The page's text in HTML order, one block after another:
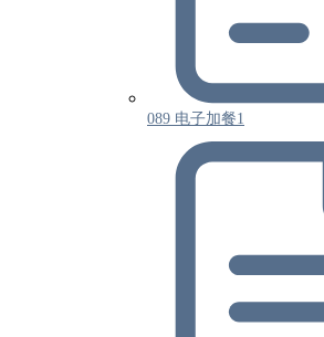
089 电子加餐1